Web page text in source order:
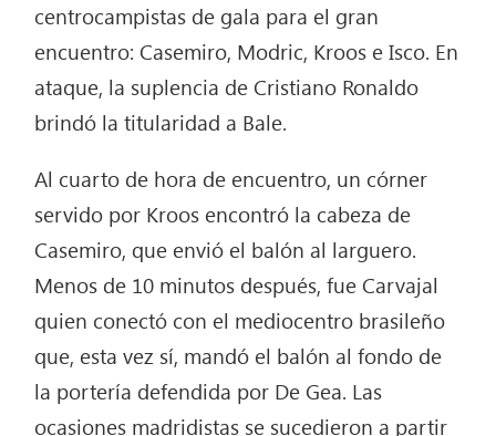
centrocampistas de gala para el gran
encuentro: Casemiro, Modric, Kroos e Isco. En
ataque, la suplencia de Cristiano Ronaldo
brindó la titularidad a Bale.
Al cuarto de hora de encuentro, un córner
servido por Kroos encontró la cabeza de
Casemiro, que envió el balón al larguero.
Menos de 10 minutos después, fue Carvajal
quien conectó con el mediocentro brasileño
que, esta vez sí, mandó el balón al fondo de
la portería defendida por De Gea. Las
ocasiones madridistas se sucedieron a partir